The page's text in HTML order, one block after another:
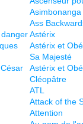
Asimbonanga
Ass
Astérix
Astérix et
Sa Majesté
Astérix et
Cléopâtre
ATL
Attack of the
Attention